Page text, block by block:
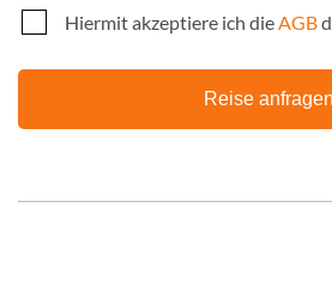
Hiermit akzeptiere ich dieAGB
Reise anfragen